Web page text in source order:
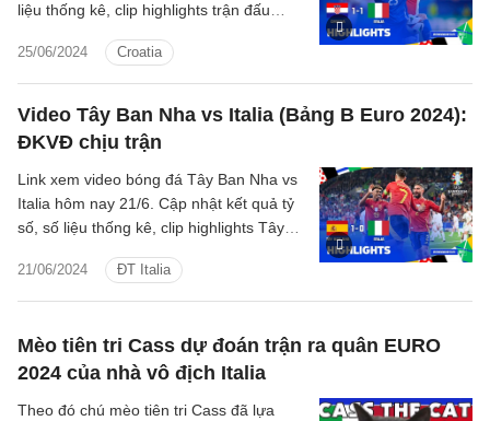
25/06/2024 Croatia
liệu thống kê, clip highlights trận đấu
Video Tây Ban Nha vs Italia (Bảng B Euro 2024):
ĐKVĐ chịu trận
21/06/2024 ĐT Italia
Link xem video bóng đá Tây Ban Nha vs
Italia hôm nay 21/6. Cập nhật kết quả tỷ
số, số liệu thống kê, clip highlights Tây
Mèo tiên tri Cass dự đoán trận ra quân EURO
2024 của nhà vô địch Italia
Theo đó chú mèo tiên tri Cass đã lựa